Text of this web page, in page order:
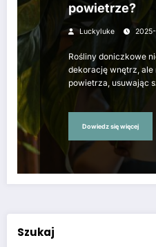
powietrze?
Luckyluke
Rośliny doniczkowe
dekorację wnętrz,
powietrza, usuwając
Dowiedz się więcej
Szukaj